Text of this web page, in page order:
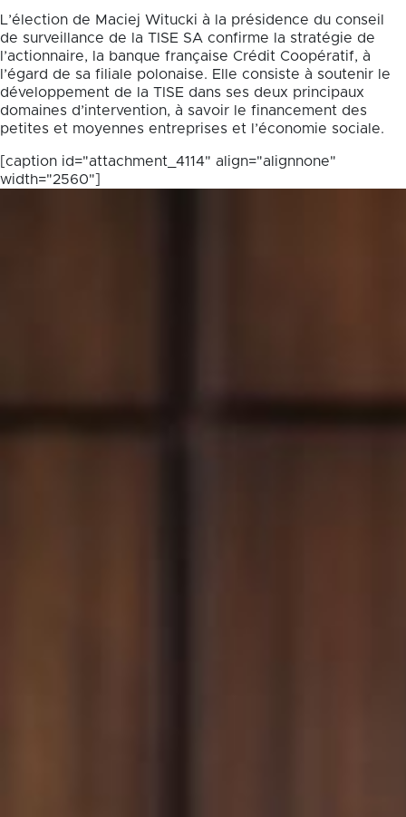
L’élection de Maciej Witucki à la présidence du conseil
de surveillance de la TISE SA confirme la stratégie de
l’actionnaire, la banque française Crédit Coopératif, à
l’égard de sa filiale polonaise. Elle consiste à soutenir le
développement de la TISE dans ses deux principaux
domaines d’intervention, à savoir le financement des
petites et moyennes entreprises et l’économie sociale.
[caption id="attachment_4114" align="alignnone"
width="2560"]